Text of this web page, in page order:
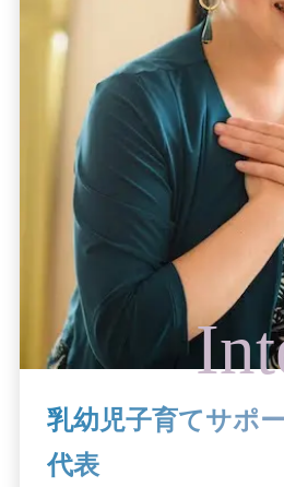
乳幼児子育てサポ
代表